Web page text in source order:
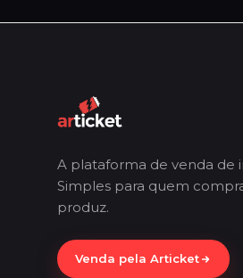
A plataforma de venda de
Simples para quem
produz.
Venda pela Articket